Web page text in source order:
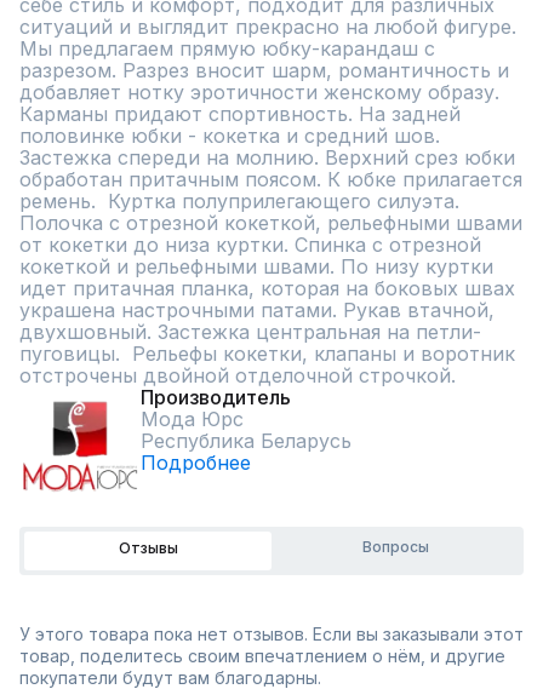
себе стиль и комфорт, подходит для различных
ситуаций и выглядит прекрасно на любой фигуре.
Мы предлагаем прямую юбку-карандаш с
разрезом. Разрез вносит шарм, романтичность и
добавляет нотку эротичности женскому образу.
Карманы придают спортивность. На задней
половинке юбки - кокетка и средний шов.
Застежка спереди на молнию. Верхний срез юбки
обработан притачным поясом. К юбке прилагается
ремень.  Куртка полуприлегающего силуэта.
Полочка с отрезной кокеткой, рельефными швами
от кокетки до низа куртки. Спинка с отрезной
кокеткой и рельефными швами. По низу куртки
идет притачная планка, которая на боковых швах
украшена настрочными патами. Рукав втачной,
двухшовный. Застежка центральная на петли-
пуговицы.  Рельефы кокетки, клапаны и воротник
отстрочены двойной отделочной строчкой.
Производитель
Мода Юрс
Республика Беларусь
Подробнее
Отзывы Вопросы
У этого товара пока нет отзывов. Если вы заказывали этот
товар, поделитесь своим впечатлением о нём, и другие
покупатели будут вам благодарны.